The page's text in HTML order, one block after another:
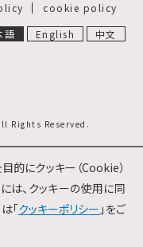
的にクッキー（Cookie）
は、クッキーの使用に同
「クッキーポリシー 」をご
cookie policy
語
English 中文
Rights Reserved.